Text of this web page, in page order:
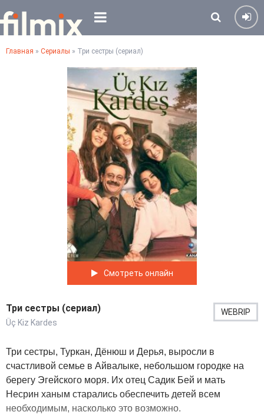
Главная » Сериалы » Три сестры (сериал)
Смотреть онлайн
Три сестры (сериал)
Üç Kiz Kardes
WEBRIP
Три сестры, Туркан, Дёнюш и Дерья, выросли в
счастливой семье в Айвалыке, небольшом городке на
берегу Эгейского моря. Их отец Садик Бей и мать
Несрин ханым старались обеспечить детей всем
необходимым, насколько это возможно.